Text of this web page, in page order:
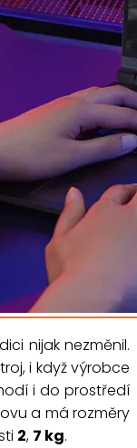
nijak nezměnil.
i když výrobce
i do prostředí
a má rozměry
2, 7 kg.